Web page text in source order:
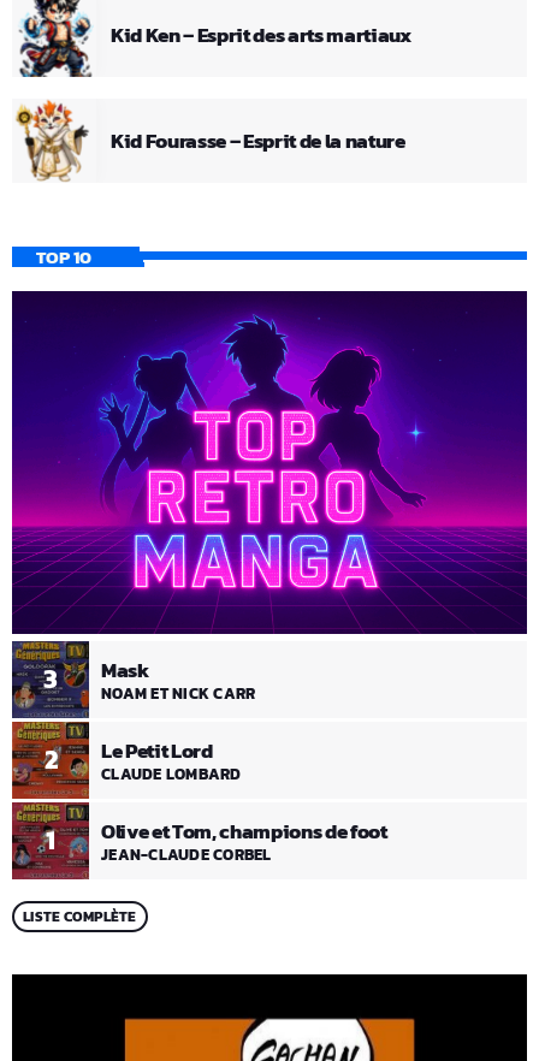
Kid Ken – Esprit des arts martiaux
Kid Fourasse – Esprit de la nature
TOP 10
1 Olive et Tom, champions de foot
JEAN-CLAUDE CORBEL
2 Le Petit Lord
CLAUDE LOMBARD
3 Mask
NOAM ET NICK CARR
LISTE COMPLÈTE